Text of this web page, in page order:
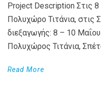
Project Description Στις
Πολυχώρο Τιτάνια, στις
διεξαγωγής: 8 – 10
Πολυχώρος Τιτάνια,
Read More